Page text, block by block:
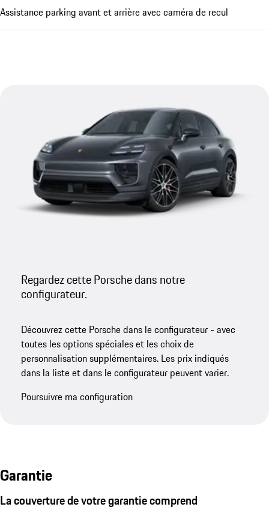
Assistance parking avant et arrière avec caméra de recul
Regardez cette Porsche dans notre
configurateur.
Découvrez cette Porsche dans le configurateur - avec
toutes les options spéciales et les choix de
personnalisation supplémentaires. Les prix indiqués
dans la liste et dans le configurateur peuvent varier.
Poursuivre ma configuration
Garantie
La couverture de votre garantie comprend